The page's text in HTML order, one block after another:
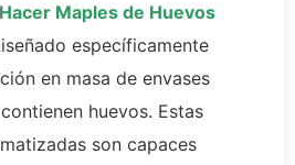
Maples de Huevos
específicamente
en masa de envases
huevos. Estas
son capaces